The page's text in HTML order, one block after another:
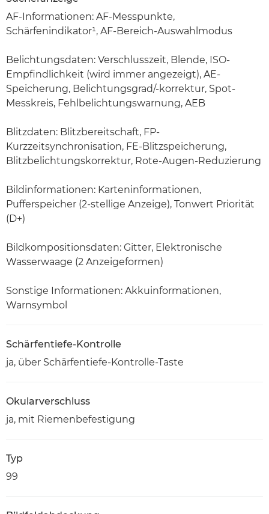
AF-Informationen: AF-Messpunkte,
Schärfenindikator¹, AF-Bereich-Auswahlmodus
Belichtungsdaten: Verschlusszeit, Blende, ISO-
Empfindlichkeit (wird immer angezeigt), AE-
Speicherung, Belichtungsgrad/-korrektur, Spot-
Messkreis, Fehlbelichtungswarnung, AEB
Blitzdaten: Blitzbereitschaft, FP-
Kurzzeitsynchronisation, FE-Blitzspeicherung,
Blitzbelichtungskorrektur, Rote-Augen-Reduzierung
Bildinformationen: Karteninformationen,
Pufferspeicher (2-stellige Anzeige), Tonwert Priorität
(D+)
Bildkompositionsdaten: Gitter, Elektronische
Wasserwaage (2 Anzeigeformen)
Sonstige Informationen: Akkuinformationen,
Warnsymbol
Schärfentiefe-Kontrolle
ja, über Schärfentiefe-Kontrolle-Taste
Okularverschluss
ja, mit Riemenbefestigung
Typ
99